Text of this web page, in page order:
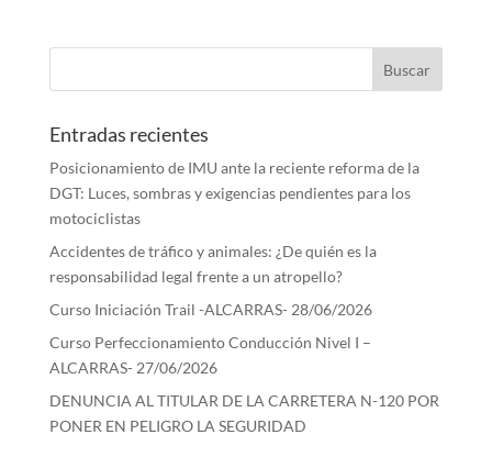
Entradas recientes
Posicionamiento de IMU ante la reciente reforma de la
DGT: Luces, sombras y exigencias pendientes para los
motociclistas
Accidentes de tráfico y animales: ¿De quién es la
responsabilidad legal frente a un atropello?
Curso Iniciación Trail -ALCARRAS- 28/06/2026
Curso Perfeccionamiento Conducción Nivel I –
ALCARRAS- 27/06/2026
DENUNCIA AL TITULAR DE LA CARRETERA N-120 POR
PONER EN PELIGRO LA SEGURIDAD